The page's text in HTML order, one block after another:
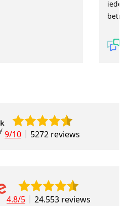
9/10 5272 reviews
4.8/5 24.553 reviews